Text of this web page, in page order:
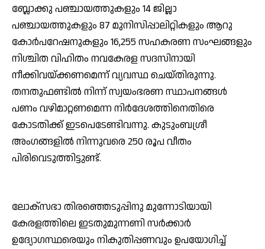
ബ്ലോക്കു പഞ്ചായത്തുകളും 14 ജില്ലാ
പഞ്ചായത്തുകളും 87 മുനിസിപ്പാലിറ്റികളും ആറു
കോര്‍പറേഷനുകളും 16,255 സഹകരണ സംഘങ്ങളും
നിശ്ചിത വിഹിതം നവകേരള സദസിനായി
നീക്കിവയ്ക്കണമെന്ന് വ്യവസ്ഥ ചെയ്തിരുന്നു.
തനതുഫണ്ടില്‍ നിന്ന് സ്വയംഭരണ സ്ഥാപനങ്ങള്‍
പണം വഴിമാറ്റണമെന്ന നിര്‍ദേശത്തിനെതിരെ
കോടതിക്ക് ഇടപെടേണ്ടിവന്നു. കുടുംബശ്രീ
അംഗങ്ങളില്‍ നിന്നുവരെ 250 രൂപ വീതം
പിരിവെടുത്തിട്ടുണ്ട്.
ലോക്സഭാ തിരഞ്ഞെടുപ്പിനു മുന്നോടിയായി
കേരളത്തിലെ ഇടതുമുന്നണി സര്‍ക്കാര്‍
ഉദ്യോഗസ്ഥരെയും നികുതിപ്പണവും ഉപയോഗിച്ച്